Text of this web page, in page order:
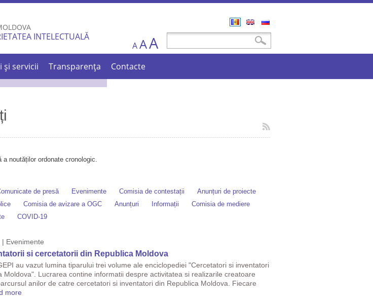
to
INTELECTUALĂ Căutare
A AA
și servicii Transparența Contacte
a noutăților ordonate cronologic.
de presă Evenimente Comisia de contestații
Anunțuri de proiecte
Comisia de avizare a OGC Anunțuri Informații
Comisia de mediere
COVID-19
Evenimente
si cercetatorii din Republica Moldova
au vazut lumina tiparului trei volume ale enciclopediei "Cercetatori si inventatori
Moldova". Lucrarea contine informatii despre activitatea si realizarile creatoare
anilor de catre cercetatori si inventatori din Republica Moldova. Fiecare
more